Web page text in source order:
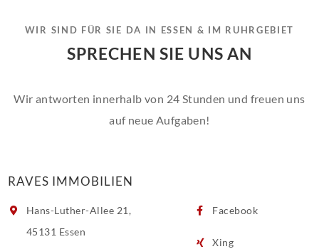
WIR SIND FÜR SIE DA IN ESSEN & IM RUHRGEBIET
SPRECHEN SIE UNS AN
Wir antworten innerhalb von 24 Stunden und freuen uns
auf neue Aufgaben!
RAVES IMMOBILIEN
Hans-Luther-Allee 21,
45131 Essen
Facebook
Xing